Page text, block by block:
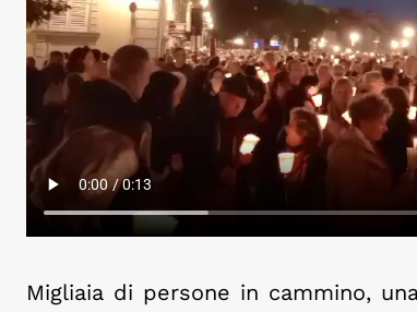
Migliaia di persone in cammino,